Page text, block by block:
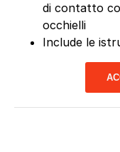
di contatto
occhielli
Include le